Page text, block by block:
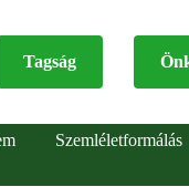
Tagság
Szemléletformálás